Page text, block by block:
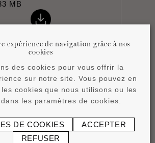
MB
de pose
MB
expérience de navigation grâce à nos
cookies
des cookies pour vous offrir la
sur notre site. Vous pouvez en
cookies que nous utilisons ou les
les paramètres de cookies.
DE COOKIES
ACCEPTER
REFUSER